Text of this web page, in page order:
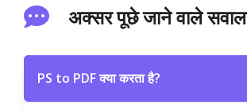
अक्सर पूछे जाने वाले सवाल
PS to PDF क्या करता है?